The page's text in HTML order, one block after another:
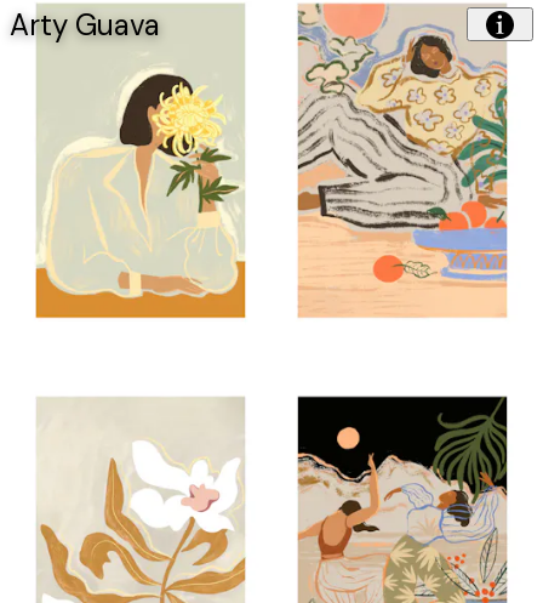
Arty Guava